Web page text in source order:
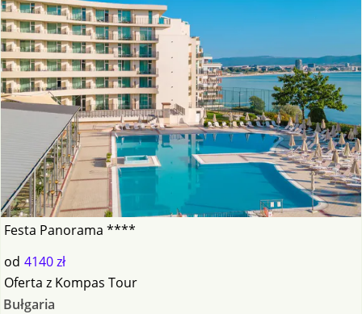
Festa Panorama ****
od 4140 zł
Oferta z Kompas Tour
Bułgaria